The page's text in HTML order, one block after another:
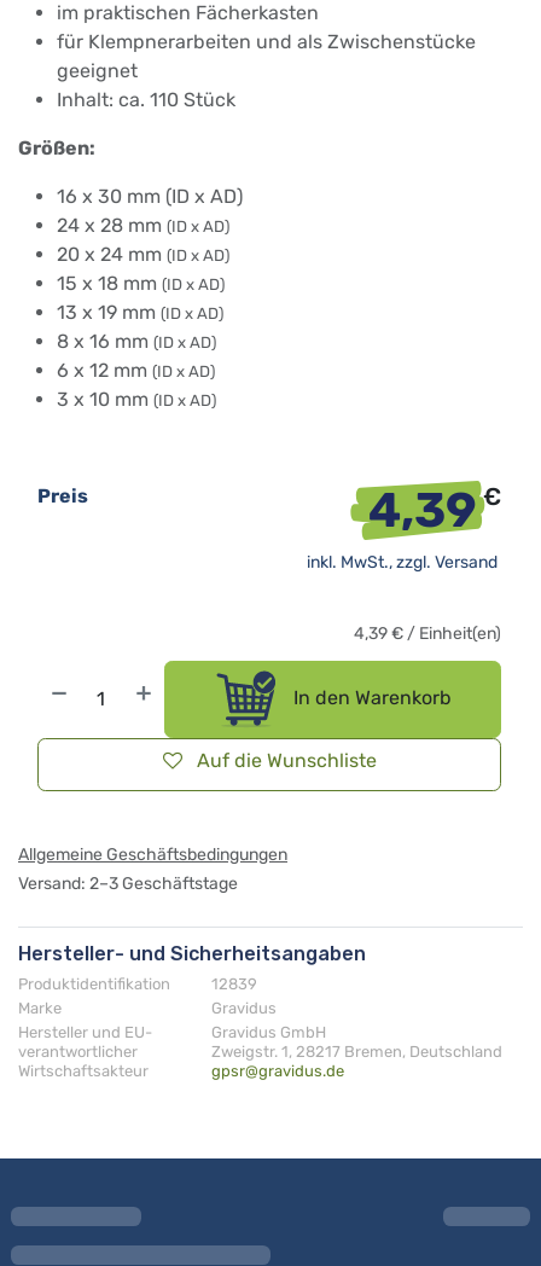
im praktischen Fächerkasten
für Klempnerarbeiten und als Zwischenstücke
geeignet
Inhalt: ca. 110 Stück
Größen:
16 x 30 mm (ID x AD)
24 x 28 mm (ID x AD)
20 x 24 mm (ID x AD)
15 x 18 mm (ID x AD)
13 x 19 mm (ID x AD)
8 x 16 mm (ID x AD)
6 x 12 mm (ID x AD)
3 x 10 mm (ID x AD)
In den Warenkorb
Auf die Wunschliste
Preis 4,39€
inkl. MwSt., zzgl. Versand
4,39€ / Einheit(en)
Allgemeine Geschäftsbedingungen
Versand: 2–3 Geschäftstage
Hersteller- und Sicherheitsangaben
Produktidentifikation
12839
Marke
Gravidus
Hersteller und EU-
verantwortlicher
Wirtschaftsakteur
Gravidus GmbH
Zweigstr. 1, 28217 Bremen, Deutschland
gpsr@gravidus.de